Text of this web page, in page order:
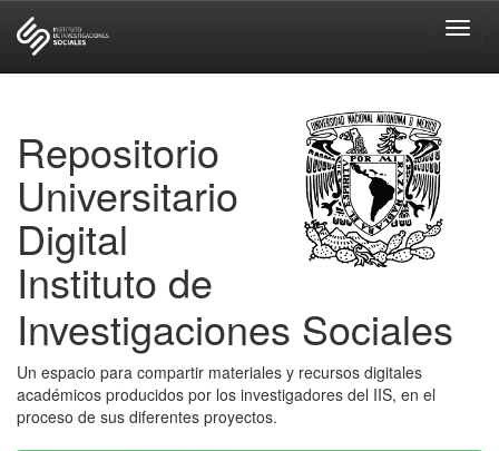
Repositorio
Universitario
Digital
Instituto de
Investigaciones Sociales
Un espacio para compartir materiales y recursos digitales
académicos producidos por los investigadores del IIS, en el
proceso de sus diferentes proyectos.